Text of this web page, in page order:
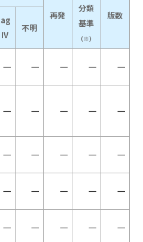
再発
分類
基準
（※）
版数
不明
－ － － － －
－ － － － －
－ － － － －
－ － － － －
－ － － － －